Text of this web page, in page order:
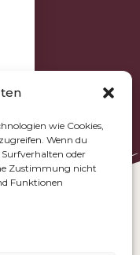
wie Cookies,
Wenn du
oder
Zustimmung nicht
Funktionen